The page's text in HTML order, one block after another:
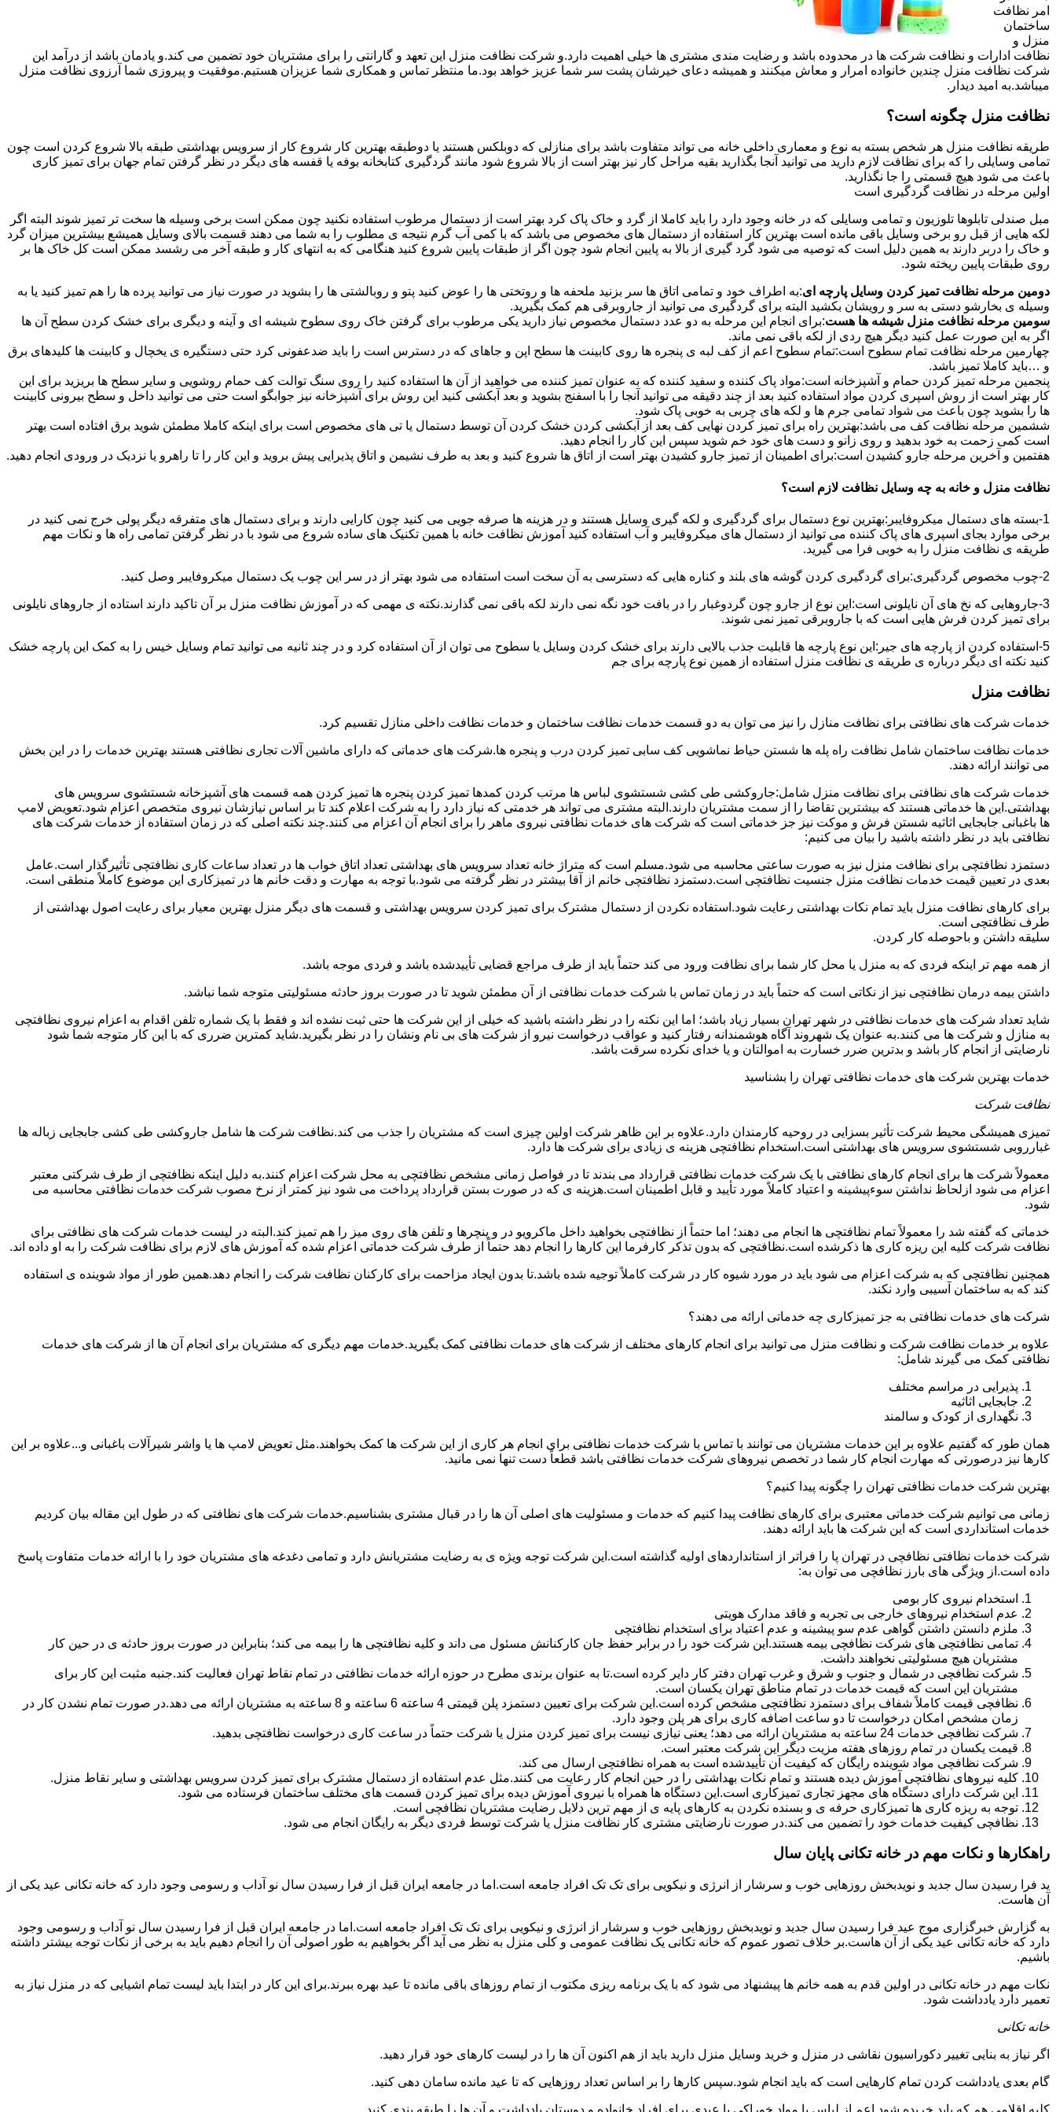
امر نظافت
ساختمان
منزل و
نظافت ادارات و نظافت شرکت ها در محدوده باشد و رضایت مندی مشتری ها خیلی اهمیت دارد.و شرکت نظافت منزل این تعهد و گارانتی را برای مشتریان خود تضمین می کند.و یادمان باشد از درآمد این
شرکت نظافت منزل چندین خانواده امرار و معاش میکنند و همیشه دعای خیرشان پشت سر شما عزیز خواهد بود.ما منتظر تماس و همکاری شما عزیزان هستیم.موفقیت و پیروزی شما آرزوی نظافت منزل
میباشد.به امید دیدار.
نظافت منزل چگونه است؟
طریقه نظافت منزل هر شخص بسته به نوع و معماری داخلی خانه می تواند متفاوت باشد برای منازلی که دوبلکس هستند یا دوطبقه بهترین کار شروع کار از سرویس بهداشتی طبقه بالا شروع کردن است چون
تمامی وسایلی را که برای نظافت لازم دارید می توانید آنجا بگذارید بقیه مراحل کار نیز بهتر است از بالا شروع شود مانند گردگیری کتابخانه بوفه یا قفسه های دیگر در نظر گرفتن تمام جهان برای تمیز کاری
باعث می شود هیچ قسمتی را جا نگذارید.
اولین مرحله در نظافت گردگیری است
مبل صندلی تابلوها تلوزیون و تمامی وسایلی که در خانه وجود دارد را باید کاملا از گرد و خاک پاک کرد بهتر است از دستمال مرطوب استفاده نکنید چون ممکن است برخی وسیله ها سخت تر تمیز شوند البته اگر
لکه هایی از قبل رو برخی وسایل باقی مانده است بهترین کار استفاده از دستمال های مخصوص می باشد که با کمی آب گرم نتیجه ی مطلوب را به شما می دهند قسمت بالای وسایل همیشع بیشترین میزان گرد
و خاک را دربر دارند به همین دلیل است که توصیه می شود گرد گیری از بالا به پایین انجام شود چون اگر از طبقات پایین شروع کنید هنگامی که به انتهای کار و طبقه آخر می رشسد ممکن است کل خاک ها بر
روی طبقات پایین ریخته شود.
دومین مرحله نظافت تمیز کردن وسایل پارچه ای:به اطراف خود و تمامی اتاق ها سر بزنید ملحفه ها و روتختی ها را عوض کنید پتو و روبالشتی ها را بشوید در صورت نیاز می توانید پرده ها را هم تمیز کنید یا به
وسیله ی بخارشو دستی به سر و رویشان بکشید البته برای گردگیری می توانید از جاروبرقی هم کمک بگیرید.
سومین مرحله نظافت منزل شیشه ها هست:برای انجام این مرحله به دو عدد دستمال مخصوص نیاز دارید یکی مرطوب برای گرفتن خاک روی سطوح شیشه ای و آینه و دیگری برای خشک کردن سطح آن ها
اگر به این صورت عمل کنید دیگر هیچ ردی از لکه باقی نمی ماند.
چهارمین مرحله نظافت تمام سطوح است:تمام سطوح اعم از کف لبه ی پنجره ها روی کابینت ها سطح اپن و جاهای که در دسترس است را باید ضدعفونی کرد حتی دستگیره ی یخچال و کابینت ها کلیدهای برق
و …باید کاملا تمیز باشد.
پنجمین مرحله تمیز کردن حمام و آشپزخانه است:مواد پاک کننده و سفید کننده که به عنوان تمیز کننده می خواهید از آن ها استفاده کنید را روی سنگ توالت کف حمام روشویی و سایر سطح ها بریزید برای این
کار بهتر است از روش اسپری کردن مواد استفاده کنید بعد از چند دقیقه می توانید آنجا را با اسفنج بشوید و بعد آبکشی کنید این روش برای آشپزخانه نیز جوابگو است حتی می توانید داخل و سطح بیرونی کابینت
ها را بشوید چون باعث می شواد تمامی جرم ها و لکه های چربی به خوبی پاک شود.
ششمین مرحله نظافت کف می باشد:بهترین راه برای تمیز کردن نهایی کف بعد از آبکشی کردن خشک کردن آن توسط دستمال یا تی های مخصوص است برای اینکه کاملا مطمئن شوید برق افتاده است بهتر
است کمی زحمت به خود بدهید و روی زانو و دست های خود خم شوید سپس این کار را انجام دهید.
هفتمین و آخرین مرحله جارو کشیدن است:برای اطمینان از تمیز جارو کشیدن بهتر است از اتاق ها شروع کنید و بعد به طرف نشیمن و اتاق پذیرایی پیش بروید و این کار را تا راهرو یا نزدیک در ورودی انجام دهید.
نظافت منزل و خانه به چه وسایل نظافت لازم است؟
1-بسته های دستمال میکروفایبر:بهترین نوع دستمال برای گردگیری و لکه گیری وسایل هستند و در هزینه ها صرفه جویی می کنید چون کارایی دارند و برای دستمال های متفرقه دیگر پولی خرج نمی کنید در
برخی موارد بجای اسپری های پاک کننده می توانید از دستمال های میکروفایبر و آب استفاده کنید آموزش نظافت خانه با همین تکنیک های ساده شروع می شود با در نظر گرفتن تمامی راه ها و نکات مهم
طریقه ی نظافت منزل را به خوبی فرا می گیرید.
2-چوب مخصوص گردگیری:برای گردگیری کردن گوشه های بلند و کناره هایی که دسترسی به آن سخت است استفاده می شود بهتر از در سر این چوب یک دستمال میکروفایبر وصل کنید.
3-جاروهایی که نخ های آن نایلونی است:این نوع از جارو چون گردوغبار را در بافت خود نگه نمی دارند لکه باقی نمی گذارند.نکته ی مهمی که در آموزش نظافت منزل بر آن تاکید دارند استاده از جاروهای نایلونی
برای تمیز کردن فرش هایی است که با جاروبرقی تمیز نمی شوند.
5-استفاده کردن از پارچه های جیر:این نوع پارچه ها قابلیت جذب بالایی دارند برای خشک کردن وسایل یا سطوح می توان از آن استفاده کرد و در چند ثانیه می توانید تمام وسایل خیس را به کمک این پارچه خشک
کنید نکته ای دیگر درباره ی طریقه ی نظافت منزل استفاده از همین نوع پارچه برای جم
نظافت منزل
خدمات شرکت های نظافتی برای نظافت منازل را نیز می توان به دو قسمت خدمات نظافت ساختمان و خدمات نظافت داخلی منازل تقسیم کرد.
خدمات نظافت ساختمان شامل نظافت راه پله ها شستن حیاط نماشویی کف سابی تمیز کردن درب و پنجره ها.شرکت های خدماتی که دارای ماشین آلات تجاری نظافتی هستند بهترین خدمات را در این بخش
می توانند ارائه دهند.
خدمات شرکت های نظافتی برای نظافت منزل شامل:جاروکشی طی کشی شستشوی لباس ها مرتب کردن کمدها تمیز کردن پنجره ها تمیز کردن همه قسمت های آشپزخانه شستشوی سرویس های
بهداشتی.این ها خدماتی هستند که بیشترین تقاضا را از سمت مشتریان دارند.البته مشتری می تواند هر خدمتی که نیاز دارد را به شرکت اعلام کند تا بر اساس نیازشان نیروی متخصص اعزام شود.تعویض لامپ
ها باغبانی جابجایی اثاثیه شستن فرش و موکت نیز جز خدماتی است که شرکت های خدمات نظافتی نیروی ماهر را برای انجام آن اعزام می کنند.چند نکته اصلی که در زمان استفاده از خدمات شرکت های
نظافتی باید در نظر داشته باشید را بیان می کنیم:
دستمزد نظافتچی برای نظافت منزل نیز به صورت ساعتی محاسبه می شود.مسلم است که متراژ خانه تعداد سرویس های بهداشتی تعداد اتاق خواب ها در تعداد ساعات کاری نظافتچی تأثیرگذار است.عامل
بعدی در تعیین قیمت خدمات نظافت منزل جنسیت نظافتچی است.دستمزد نظافتچی خانم از آقا بیشتر در نظر گرفته می شود.با توجه به مهارت و دقت خانم ها در تمیزکاری این موضوع کاملاً منطقی است.
برای کارهای نظافت منزل باید تمام نکات بهداشتی رعایت شود.استفاده نکردن از دستمال مشترک برای تمیز کردن سرویس بهداشتی و قسمت های دیگر منزل بهترین معیار برای رعایت اصول بهداشتی از
طرف نظافتچی است.
سلیقه داشتن و باحوصله کار کردن.
از همه مهم تر اینکه فردی که به منزل یا محل کار شما برای نظافت ورود می کند حتماً باید از طرف مراجع قضایی تأییدشده باشد و فردی موجه باشد.
داشتن بیمه درمان نظافتچی نیز از نکاتی است که حتماً باید در زمان تماس با شرکت خدمات نظافتی از آن مطمئن شوید تا در صورت بروز حادثه مسئولیتی متوجه شما نباشد.
شاید تعداد شرکت های خدمات نظافتی در شهر تهران بسیار زیاد باشد؛ اما این نکته را در نظر داشته باشید که خیلی از این شرکت ها حتی ثبت نشده اند و فقط با یک شماره تلفن اقدام به اعزام نیروی نظافتچی
به منازل و شرکت ها می کنند.به عنوان یک شهروند آگاه هوشمندانه رفتار کنید و عواقب درخواست نیرو از شرکت های بی نام ونشان را در نظر بگیرید.شاید کمترین ضرری که با این کار متوجه شما شود
نارضایتی از انجام کار باشد و بدترین ضرر خسارت به اموالتان و یا خدای نکرده سرقت باشد.
خدمات بهترین شرکت های خدمات نظافتی تهران را بشناسید
نظافت شرکت
تمیزی همیشگی محیط شرکت تأثیر بسزایی در روحیه کارمندان دارد.علاوه بر این ظاهر شرکت اولین چیزی است که مشتریان را جذب می کند.نظافت شرکت ها شامل جاروکشی طی کشی جابجایی زباله ها
غبارروبی شستشوی سرویس های بهداشتی است.استخدام نظافتچی هزینه ی زیادی برای شرکت ها دارد.
معمولاً شرکت ها برای انجام کارهای نظافتی با یک شرکت خدمات نظافتی قرارداد می بندند تا در فواصل زمانی مشخص نظافتچی به محل شرکت اعزام کنند.به دلیل اینکه نظافتچی از طرف شرکتی معتبر
اعزام می شود ازلحاظ نداشتن سوءپیشینه و اعتیاد کاملاً مورد تأیید و قابل اطمینان است.هزینه ی که در صورت بستن قرارداد پرداخت می شود نیز کمتر از نرخ مصوب شرکت خدمات نظافتی محاسبه می
شود.
خدماتی که گفته شد را معمولاً تمام نظافتچی ها انجام می دهند؛ اما حتماً از نظافتچی بخواهید داخل ماکرویو در و پنچرها و تلفن های روی میز را هم تمیز کند.البته در لیست خدمات شرکت های نظافتی برای
نظافت شرکت کلیه این ریزه کاری ها ذکرشده است.نظافتچی که بدون تذکر کارفرما این کارها را انجام دهد حتماً از طرف شرکت خدماتی اعزام شده که آموزش های لازم برای نظافت شرکت را به او داده اند.
همچنین نظافتچی که به شرکت اعزام می شود باید در مورد شیوه کار در شرکت کاملاً توجیه شده باشد.تا بدون ایجاد مزاحمت برای کارکنان نظافت شرکت را انجام دهد.همین طور از مواد شوینده ی استفاده
کند که به ساختمان آسیبی وارد نکند.
شرکت های خدمات نظافتی به جز تمیزکاری چه خدماتی ارائه می دهند؟
علاوه بر خدمات نظافت شرکت و نظافت منزل می توانید برای انجام کارهای مختلف از شرکت های خدمات نظافتی کمک بگیرید.خدمات مهم دیگری که مشتریان برای انجام آن ها از شرکت های خدمات
نظافتی کمک می گیرند شامل:
پذیرایی در مراسم مختلف
جابجایی اثاثیه
نگهداری از کودک و سالمند
همان طور که گفتیم علاوه بر این خدمات مشتریان می توانند با تماس با شرکت خدمات نظافتی برای انجام هر کاری از این شرکت ها کمک بخواهند.مثل تعویض لامپ ها یا واشر شیرآلات باغبانی و...علاوه بر این
کارها نیز درصورتی که مهارت انجام کار شما در تخصص نیروهای شرکت خدمات نظافتی باشد قطعاً دست تنها نمی مانید.
بهترین شرکت خدمات نظافتی تهران را چگونه پیدا کنیم؟
زمانی می توانیم شرکت خدماتی معتبری برای کارهای نظافت پیدا کنیم که خدمات و مسئولیت های اصلی آن ها را در قبال مشتری بشناسیم.خدمات شرکت های نظافتی که در طول این مقاله بیان کردیم
خدمات استانداردی است که این شرکت ها باید ارائه دهند.
شرکت خدمات نظافتی نظافچی در تهران پا را فراتر از استانداردهای اولیه گذاشته است.این شرکت توجه ویژه ی به رضایت مشتریانش دارد و تمامی دغدغه های مشتریان خود را با ارائه خدمات متفاوت پاسخ
داده است.از ویژگی های بارز نظافچی می توان به:
استخدام نیروی کار بومی
عدم استخدام نیروهای خارجی بی تجربه و فاقد مدارک هویتی
ملزم دانستن داشتن گواهی عدم سو پیشینه و عدم اعتیاد برای استخدام نظافتچی
تمامی نظافتچی های شرکت نظافچی بیمه هستند.این شرکت خود را در برابر حفظ جان کارکنانش مسئول می داند و کلیه نظافتچی ها را بیمه می کند؛ بنابراین در صورت بروز حادثه ی در حین کار
مشتریان هیچ مسئولیتی نخواهند داشت.
شرکت نظافچی در شمال و جنوب و شرق و غرب تهران دفتر کار دایر کرده است.تا به عنوان برندی مطرح در حوزه ارائه خدمات نظافتی در تمام نقاط تهران فعالیت کند.جنبه مثبت این کار برای
مشتریان این است که قیمت خدمات در تمام مناطق تهران یکسان است.
نظافچی قیمت کاملاً شفاف برای دستمزد نظافتچی مشخص کرده است.این شرکت برای تعیین دستمزد پلن قیمتی 4 ساعته 6 ساعته و 8 ساعته به مشتریان ارائه می دهد.در صورت تمام نشدن کار در
زمان مشخص امکان درخواست تا دو ساعت اضافه کاری برای هر پلن وجود دارد.
شرکت نظافچی خدمات 24 ساعته به مشتریان ارائه می دهد؛ یعنی نیازی نیست برای تمیز کردن منزل یا شرکت حتماً در ساعت کاری درخواست نظافتچی بدهید.
قیمت یکسان در تمام روزهای هفته مزیت دیگر این شرکت معتبر است.
شرکت نظافچی مواد شوینده رایگان که کیفیت آن تأییدشده است به همراه نظافتچی ارسال می کند.
کلیه نیروهای نظافتچی آموزش دیده هستند و تمام نکات بهداشتی را در حین انجام کار رعایت می کنند.مثل عدم استفاده از دستمال مشترک برای تمیز کردن سرویس بهداشتی و سایر نقاط منزل.
این شرکت دارای دستگاه های مجهز تجاری تمیزکاری است.این دستگاه ها همراه با نیروی آموزش دیده برای تمیز کردن قسمت های مختلف ساختمان فرستاده می شود.
توجه به ریزه کاری ها تمیزکاری حرفه ی و بسنده نکردن به کارهای پایه ی از مهم ترین دلایل رضایت مشتریان نظافچی است.
نظافچی کیفیت خدمات خود را تضمین می کند.در صورت نارضایتی مشتری کار نظافت منزل یا شرکت توسط فردی دیگر به رایگان انجام می شود.
راهکارها و نکات مهم در خانه تکانی پایان سال
ید فرا رسیدن سال جدید و نویدبخش روزهایی خوب و سرشار از انرژی و نیکویی برای تک تک افراد جامعه است.اما در جامعه ایران قبل از فرا رسیدن سال نو آداب و رسومی وجود دارد که خانه تکانی عید یکی از
آن هاست.
به گزارش خبرگزاری موج عید فرا رسیدن سال جدید و نویدبخش روزهایی خوب و سرشار از انرژی و نیکویی برای تک تک افراد جامعه است.اما در جامعه ایران قبل از فرا رسیدن سال نو آداب و رسومی وجود
دارد که خانه تکانی عید یکی از آن هاست.بر خلاف تصور عموم که خانه تکانی یک نظافت عمومی و کلی منزل به نظر می آید اگر بخواهیم به طور اصولی آن را انجام دهیم باید به برخی از نکات توجه بیشتر داشته
باشیم.
نکات مهم در خانه تکانی در اولین قدم به همه خانم ها پیشنهاد می شود که با یک برنامه ریزی مکتوب از تمام روزهای باقی مانده تا عید بهره ببرند.برای این کار در ابتدا باید لیست تمام اشیایی که در منزل نیاز به
تعمیر دارد یادداشت شود.
خانه تکانی
اگر نیاز به بنایی تغییر دکوراسیون نقاشی در منزل و خرید وسایل منزل دارید باید از هم اکنون آن ها را در لیست کارهای خود قرار دهید.
گام بعدی یادداشت کردن تمام کارهایی است که باید انجام شود.سپس کارها را بر اساس تعداد روزهایی که تا عید مانده سامان دهی کنید.
کلیه اقلامی هم که باید خریده شود اعم از لباس یا مواد خوراکی یا عیدی برای افراد خانواده و دوستان یادداشت و آن ها را طبقه بندی کنید.